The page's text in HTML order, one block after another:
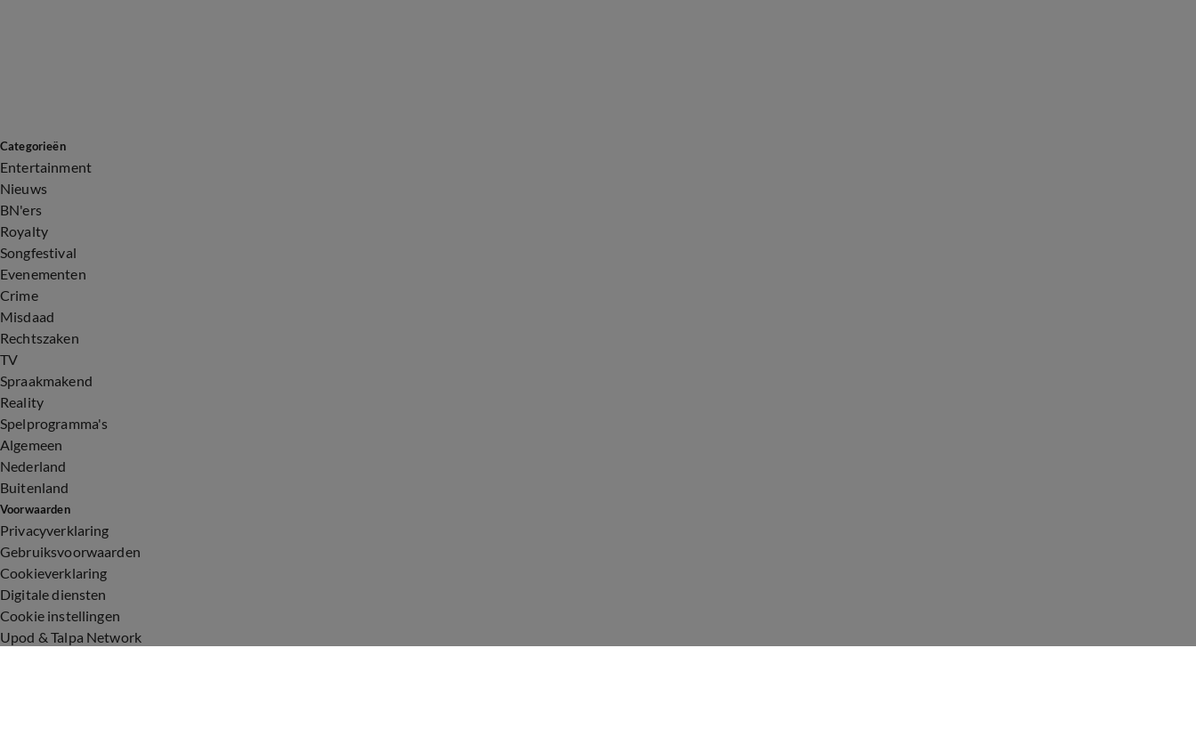
Categorieën
Entertainment
Nieuws
BN'ers
Royalty
Songfestival
Evenementen
Crime
Misdaad
Rechtszaken
TV
Spraakmakend
Reality
Spelprogramma's
Algemeen
Nederland
Buitenland
Voorwaarden
Privacyverklaring
Gebruiksvoorwaarden
Cookieverklaring
Digitale diensten
Cookie instellingen
Upod & Talpa Network